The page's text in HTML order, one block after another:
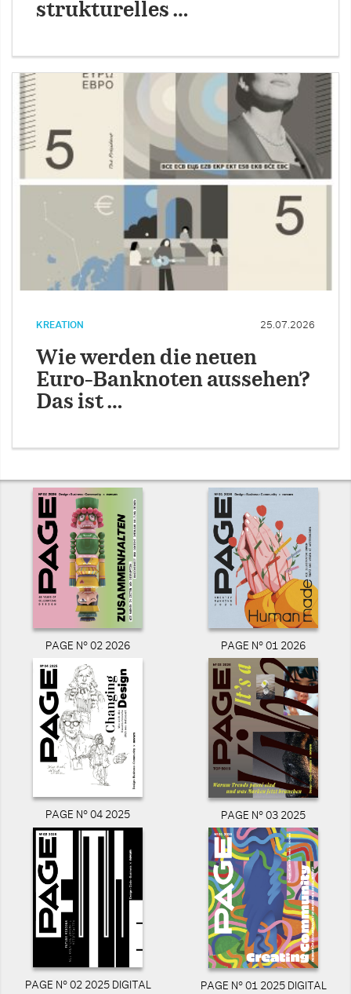
strukturelles …
KREATION 25.07.2026
Wie werden die neuen
Euro-Banknoten aussehen?
Das ist …
PAGE N° 02 2026 PAGE N° 01 2026
PAGE N° 04 2025 PAGE N° 03 2025
PAGE N° 02 2025 DIGITAL PAGE N° 01 2025 DIGITAL